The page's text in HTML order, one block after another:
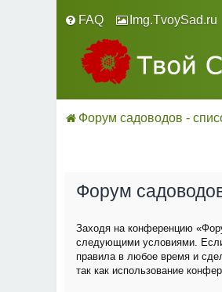
FAQ Img.TvoySad.ru
Форум садоводов -
Форум
Заходя на конференцию
следующими условиями.
правила в любое время и
так как использование